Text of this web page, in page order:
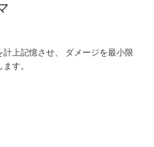
上記憶させ、 ダメージを最小限
す。